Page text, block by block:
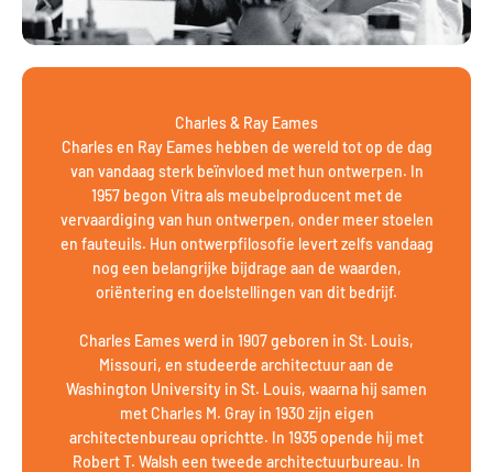
Charles & Ray Eames
Charles en Ray Eames hebben de wereld tot op de dag
van vandaag sterk beïnvloed met hun ontwerpen. In
1957 begon Vitra als meubelproducent met de
vervaardiging van hun ontwerpen, onder meer stoelen
en fauteuils. Hun ontwerpfilosofie levert zelfs vandaag
nog een belangrijke bijdrage aan de waarden,
oriëntering en doelstellingen van dit bedrijf.
Charles Eames werd in 1907 geboren in St. Louis,
Missouri, en studeerde architectuur aan de
Washington University in St. Louis, waarna hij samen
met Charles M. Gray in 1930 zijn eigen
architectenbureau oprichtte. In 1935 opende hij met
Robert T. Walsh een tweede architectuurbureau. In